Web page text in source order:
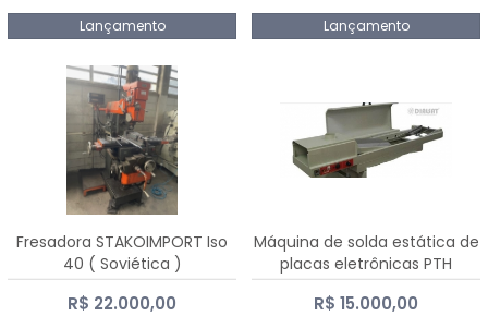
Lançamento Lançamento
Fresadora STAKOIMPORT Iso
40 ( Soviética )
R$ 22.000,00
Máquina de solda estática de
placas eletrônicas PTH
DIALSAT
R$ 15.000,00